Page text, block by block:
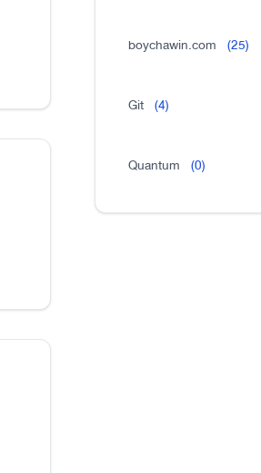
boychawin.com (25)
Git (4)
Quantum (0)